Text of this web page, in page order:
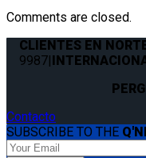
Comments are closed.
CLIENTES EN
9987|
Contacto
SUBSCRIBE TO THE